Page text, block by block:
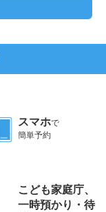
スマホで
簡単予約
こども家庭庁、
一時預かり・待